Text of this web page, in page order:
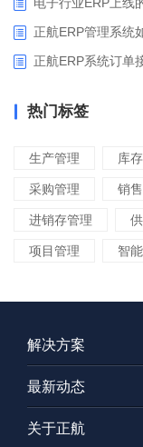
正航ERP管理系统
正航ERP系统订单
热门标签
生产管理 库
采购管理 销
进销存管理
项目管理 智
解决方案
最新动态
关于正航